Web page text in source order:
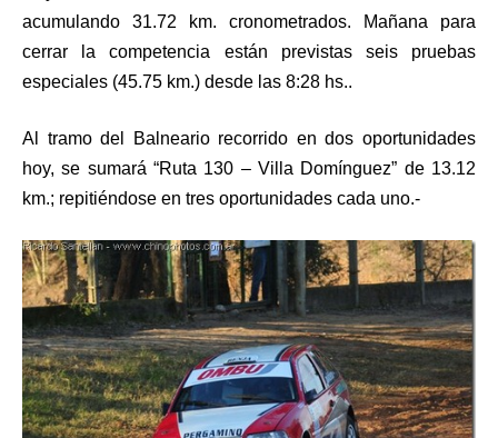
acumulando 31.72 km. cronometrados. Mañana para
cerrar la competencia están previstas seis pruebas
especiales (45.75 km.) desde las 8:28 hs..
Al tramo del Balneario recorrido en dos oportunidades
hoy, se sumará “Ruta 130 – Villa Domínguez” de 13.12
km.; repitiéndose en tres oportunidades cada uno.-